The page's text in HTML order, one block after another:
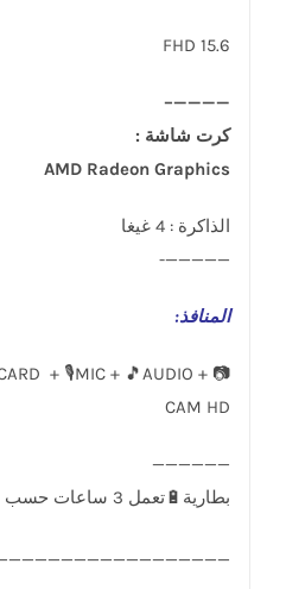
15.6 FHD
————–
كرت شاشة :
AMD Radeon Graphics
الذاكرة : 4 غيغا
—————-
المنافذ:
+ 🎙️MIC + 🎵AUDIO + 📷
CAM HD